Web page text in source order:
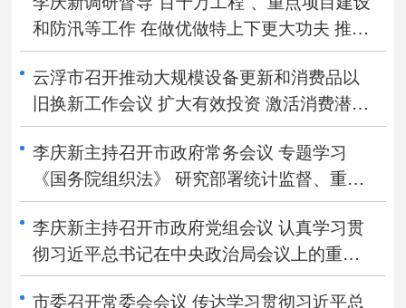
和防汛等工作 在做优做特上下更大功夫 推动
乡村实现各美其美
云浮市召开推动大规模设备更新和消费品以
旧换新工作会议 扩大有效投资 激活消费潜力
加快形成更新换代的内生动力和规模效应
李庆新主持召开市政府常务会议 专题学习
《国务院组织法》 研究部署统计监督、重点
项目建设等工作
李庆新主持召开市政府党组会议 认真学习贯
彻习近平总书记在中央政治局会议上的重要
讲话精神
市委召开常委会会议 传达学习贯彻习近平总